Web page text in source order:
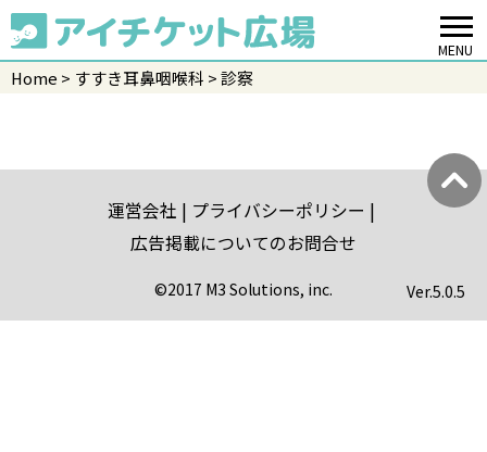
MENU
Home すすき耳鼻咽喉科 診察
運営会社
プライバシーポリシー
広告掲載についてのお問合せ
©2017 M3 Solutions, inc. Ver.5.0.5